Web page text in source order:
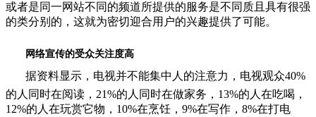
或者是同一网站不同的频道所提供的服务是不同质且具有很强
的类分别的，这就为密切迎合用户的兴趣提供了可能。
网络宣传的受众关注度高
据资料显示，电视并不能集中人的注意力，电视观众40%
的人同时在阅读，21%的人同时在做家务，13%的人在吃喝，
12%的人在玩赏它物，10%在烹饪，9%在写作，8%在打电